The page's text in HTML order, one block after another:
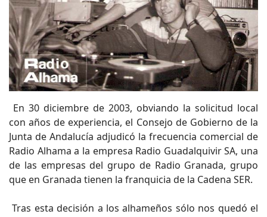
En 30 diciembre de 2003, obviando la solicitud local
con años de experiencia, el Consejo de Gobierno de la
Junta de Andalucía adjudicó la frecuencia comercial de
Radio Alhama a la empresa Radio Guadalquivir SA, una
de las empresas del grupo de Radio Granada, grupo
que en Granada tienen la franquicia de la Cadena SER.
Tras esta decisión a los alhameños sólo nos quedó el